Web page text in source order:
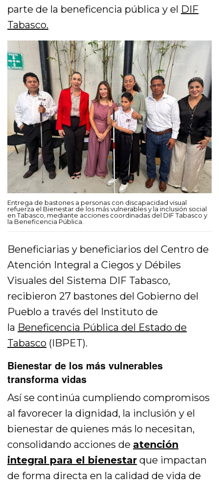
parte de la beneficencia pública y el DIF
Tabasco.
Entrega de bastones a personas con discapacidad visual
refuerza el Bienestar de los más vulnerables y la inclusión social
en Tabasco, mediante acciones coordinadas del DIF Tabasco y
la Beneficencia Pública.
Beneficiarias y beneficiarios del Centro de
Atención Integral a Ciegos y Débiles
Visuales del Sistema DIF Tabasco,
recibieron 27 bastones del Gobierno del
Pueblo a través del Instituto de
la Beneficencia Pública del Estado de
Tabasco (IBPET).
Bienestar de los más vulnerables
transforma vidas
Así se continúa cumpliendo compromisos
al favorecer la dignidad, la inclusión y el
bienestar de quienes más lo necesitan,
consolidando acciones de atención
integral para el bienestar que impactan
de forma directa en la calidad de vida de